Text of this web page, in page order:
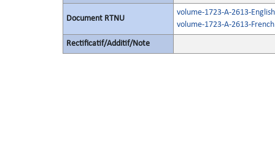
Document RTNU
volume-1723-A-2613-
volume-1723-A-2613-
Rectificatif/Additif/Note